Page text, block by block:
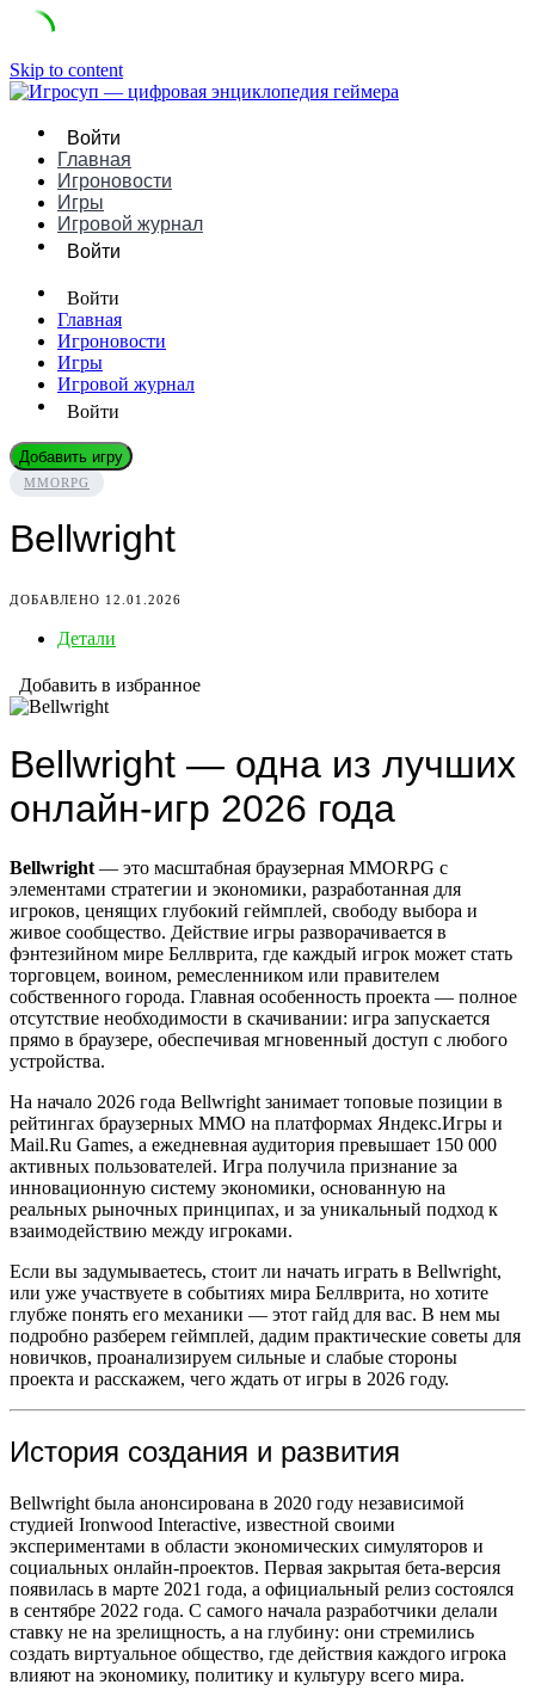
Skip to content
Войти
Главная
Игроновости
Игры
Игровой журнал
Войти
Войти
Главная
Игроновости
Игры
Игровой журнал
Войти
Добавить игру
MMORPG
Bellwright
ДОБАВЛЕНО 12.01.2026
Детали
Добавить в избранное
Bellwright — одна из лучших
онлайн-игр 2026 года
Bellwright — это масштабная браузерная MMORPG с
элементами стратегии и экономики, разработанная для
игроков, ценящих глубокий геймплей, свободу выбора и
живое сообщество. Действие игры разворачивается в
фэнтезийном мире Беллврита, где каждый игрок может стать
торговцем, воином, ремесленником или правителем
собственного города. Главная особенность проекта — полное
отсутствие необходимости в скачивании: игра запускается
прямо в браузере, обеспечивая мгновенный доступ с любого
устройства.
На начало 2026 года Bellwright занимает топовые позиции в
рейтингах браузерных MMO на платформах Яндекс.Игры и
Mail.Ru Games, а ежедневная аудитория превышает 150 000
активных пользователей. Игра получила признание за
инновационную систему экономики, основанную на
реальных рыночных принципах, и за уникальный подход к
взаимодействию между игроками.
Если вы задумываетесь, стоит ли начать играть в Bellwright,
или уже участвуете в событиях мира Беллврита, но хотите
глубже понять его механики — этот гайд для вас. В нем мы
подробно разберем геймплей, дадим практические советы для
новичков, проанализируем сильные и слабые стороны
проекта и расскажем, чего ждать от игры в 2026 году.
История создания и развития
Bellwright была анонсирована в 2020 году независимой
студией Ironwood Interactive, известной своими
экспериментами в области экономических симуляторов и
социальных онлайн-проектов. Первая закрытая бета-версия
появилась в марте 2021 года, а официальный релиз состоялся
в сентябре 2022 года. С самого начала разработчики делали
ставку не на зрелищность, а на глубину: они стремились
создать виртуальное общество, где действия каждого игрока
влияют на экономику, политику и культуру всего мира.